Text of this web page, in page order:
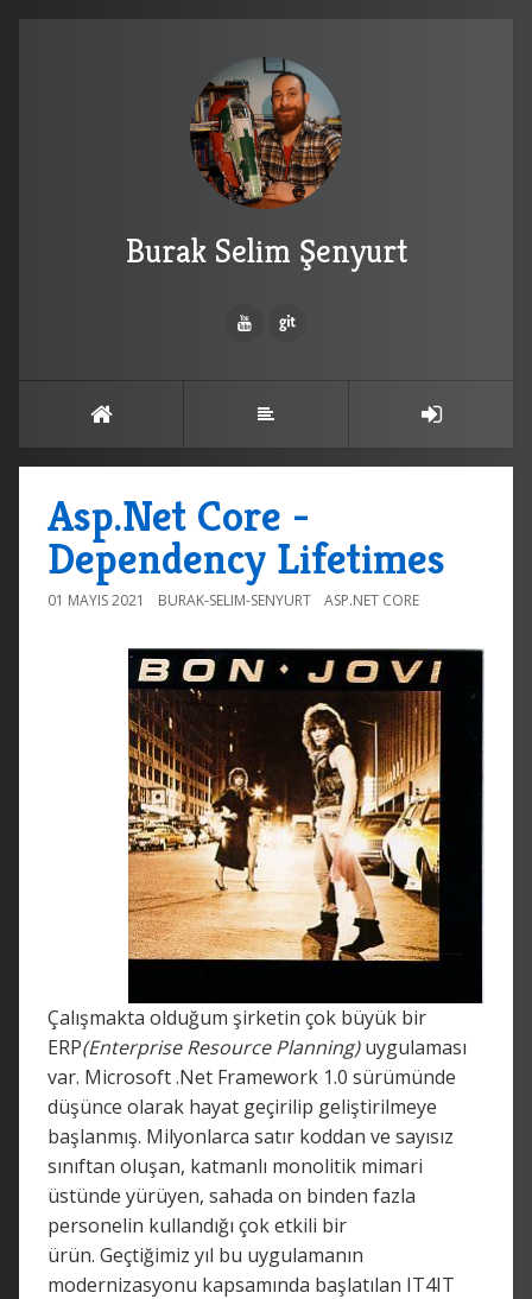
Burak Selim Şenyurt
Asp.Net Core -
Dependency Lifetimes
01 MAYIS 2021 BURAK-SELIM-SENYURT ASP.NET CORE
Çalışmakta olduğum şirketin çok büyük bir
ERP(Enterprise Resource Planning)uygulaması
var. Microsoft .Net Framework 1.0 sürümünde
düşünce olarak hayat geçirilip geliştirilmeye
başlanmış. Milyonlarca satır koddan ve sayısız
sınıftan oluşan, katmanlı monolitik mimari
üstünde yürüyen, sahada on binden fazla
personelin kullandığı çok etkili bir
ürün. Geçtiğimiz yıl bu uygulamanın
modernizasyonu kapsamında başlatılan IT4IT